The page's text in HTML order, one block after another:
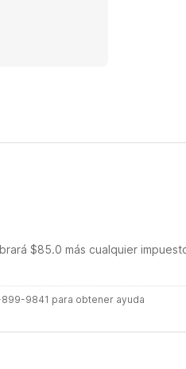
was awesome
$85.0 más cualquier
9841 para obtener ayuda